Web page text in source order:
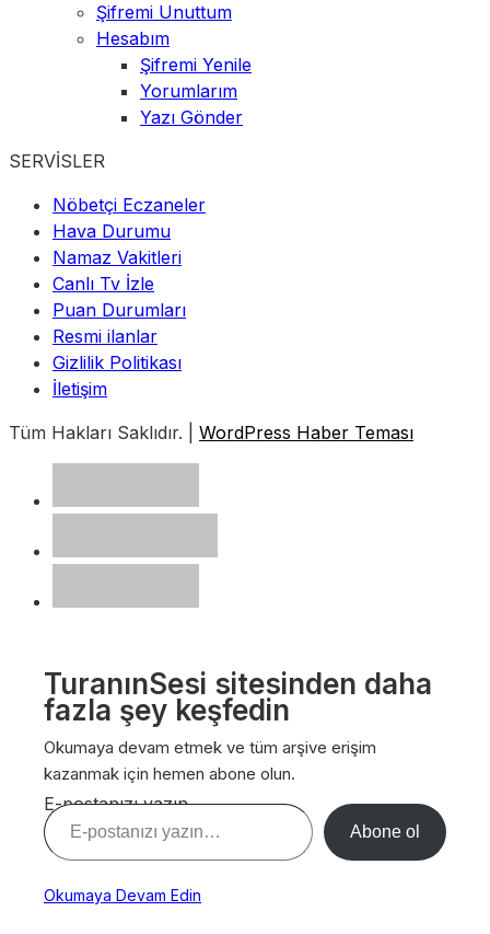
Şifremi Unuttum
Hesabım
Şifremi Yenile
Yorumlarım
Yazı Gönder
SERVİSLER
Nöbetçi Eczaneler
Hava Durumu
Namaz Vakitleri
Canlı Tv İzle
Puan Durumları
Resmi ilanlar
Gizlilik Politikası
İletişim
Tüm Hakları Saklıdır. | WordPress Haber Teması
TuranınSesi sitesinden daha
fazla şey keşfedin
Okumaya devam etmek ve tüm arşive erişim
kazanmak için hemen abone olun.
E-postanızı yazın…
Abone ol
Okumaya Devam Edin